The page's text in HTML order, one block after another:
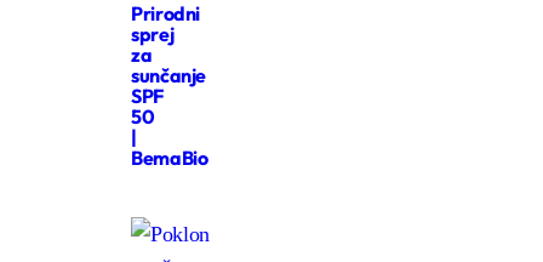
Prirodni
sprej
za
sunčanje
SPF
50
|
BemaBio